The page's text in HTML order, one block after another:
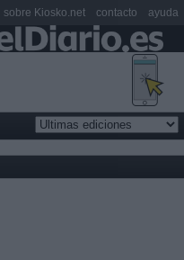
sobre Kiosko.net contacto ayuda